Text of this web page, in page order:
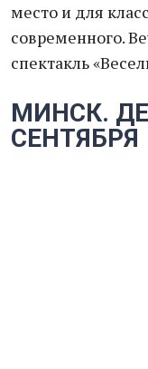
место и для
современного.
спектакль
МИНСК.
СЕНТЯБРЯ